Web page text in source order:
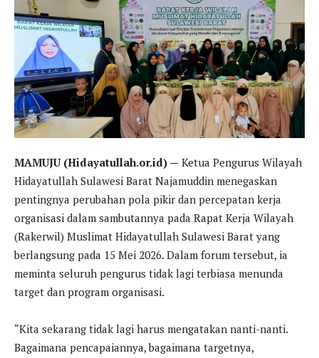
MAMUJU (Hidayatullah.or.id) — Ketua Pengurus Wilayah
Hidayatullah Sulawesi Barat Najamuddin menegaskan
pentingnya perubahan pola pikir dan percepatan kerja
organisasi dalam sambutannya pada Rapat Kerja Wilayah
(Rakerwil) Muslimat Hidayatullah Sulawesi Barat yang
berlangsung pada 15 Mei 2026. Dalam forum tersebut, ia
meminta seluruh pengurus tidak lagi terbiasa menunda
target dan program organisasi.
“Kita sekarang tidak lagi harus mengatakan nanti-nanti.
Bagaimana pencapaiannya, bagaimana targetnya,